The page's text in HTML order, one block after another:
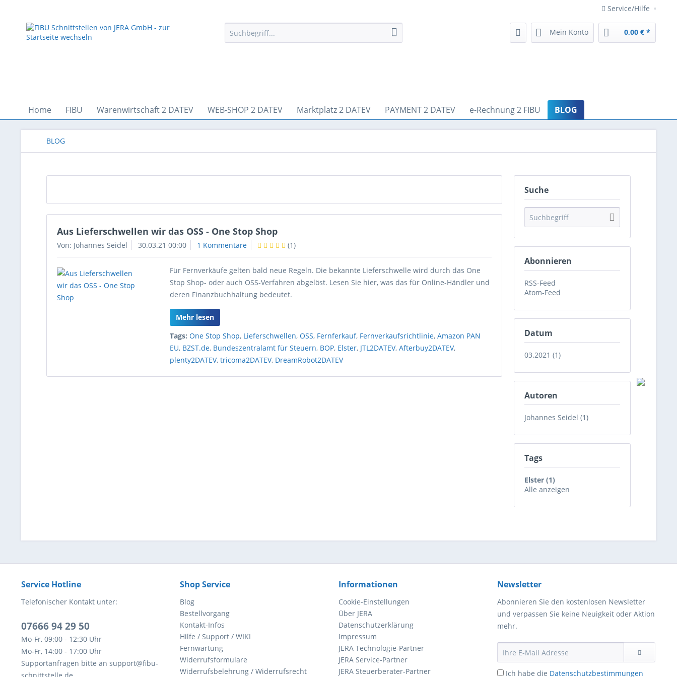
Service/Hilfe
Mein Konto 0,00 € *
Home FIBU Warenwirtschaft 2 DATEV WEB-SHOP 2 DATEV Marktplatz 2 DATEV PAYMENT 2 DATEV e-Rechnung 2 FIBU BLOG
BLOG
Suche
Abonnieren
RSS-Feed
Atom-Feed
Datum
03.2021 (1)
Autoren
Johannes Seidel (1)
Tags
Elster (1)
Alle anzeigen
Aus Lieferschwellen wir das OSS - One Stop Shop
Von: Johannes Seidel 30.03.21 00:00 1 Kommentare (1)
Für Fernverkäufe gelten bald neue Regeln. Die bekannte Lieferschwelle wird durch das One
Stop Shop- oder auch OSS-Verfahren abgelöst. Lesen Sie hier, was das für Online-Händler und
deren Finanzbuchhaltung bedeutet.
Mehr lesen
Tags: One Stop Shop, Lieferschwellen,OSS, Fernferkauf, Fernverkaufsrichtlinie,Amazon PAN
EU, BZST.de, Bundeszentralamt für Steuern, BOP, Elster, JTL2DATEV,Afterbuy2DATEV,
plenty2DATEV,tricoma2DATEV, DreamRobot2DATEV
Service Hotline
Telefonischer Kontakt unter:
07666 94 29 50
Mo-Fr, 09:00 - 12:30 Uhr
Mo-Fr, 14:00 - 17:00 Uhr
Supportanfragen bitte an support@fibu-
Shop Service
Blog
Bestellvorgang
Kontakt-Infos
Hilfe / Support / WIKI
Fernwartung
Widerrufsformulare
Widerrufsbelehrung / Widerrufsrecht
Informationen
Cookie-Einstellungen
Über JERA
Datenschutzerklärung
Impressum
JERA Technologie-Partner
JERA Service-Partner
JERA Steuerberater-Partner
Newsletter
Abonnieren Sie den kostenlosen Newsletter
und verpassen Sie keine Neuigkeit oder Aktion
mehr.
Ich habe die Datenschutzbestimmungen